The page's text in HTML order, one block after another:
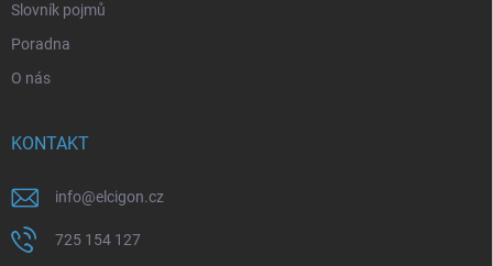
Slovník pojmů
Poradna
O nás
KONTAKT
info@elcigon.cz
725 154 127